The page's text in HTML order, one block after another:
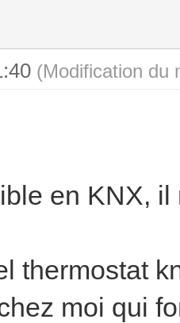
(Modification du
en KNX,
thermostat
moi qui